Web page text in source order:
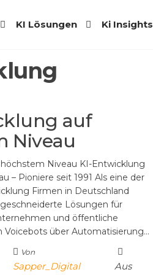
KI Lösungen Ki Insights
auf
Niveau
Niveau KI-Entwicklung
– Pioniere seit 1991 Als eine der
Firmen in Deutschland
Lösungen für
und öffentliche
Voicebots über Automatisierung…
Von
Sapper_Digital Aus